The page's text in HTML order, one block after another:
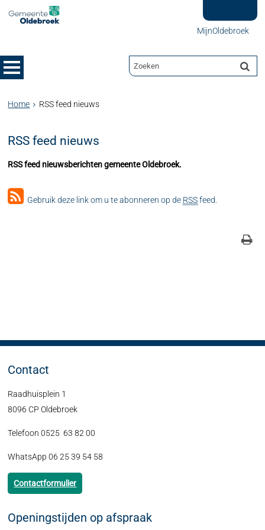
MijnOldebroek
Home RSS feed nieuws
RSS feed nieuws
RSS feed nieuwsberichten gemeente Oldebroek.
Gebruik deze link om u te abonneren op de RSSfeed.
Contact
Raadhuisplein 1
8096 CP Oldebroek
Telefoon 0525 63 82 00
WhatsApp 06 25 39 54 58
Contactformulier
Openingstijden op afspraak